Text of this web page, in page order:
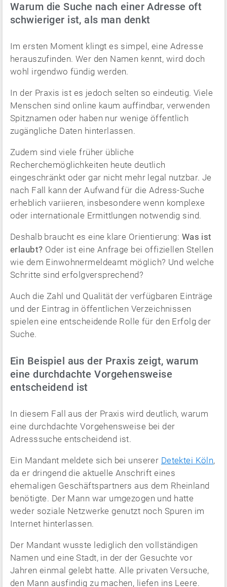
Warum die Suche nach einer Adresse oft
schwieriger ist, als man denkt
Im ersten Moment klingt es simpel, eine Adresse
herauszufinden. Wer den Namen kennt, wird doch
wohl irgendwo fündig werden.
In der Praxis ist es jedoch selten so eindeutig. Viele
Menschen sind online kaum auffindbar, verwenden
Spitznamen oder haben nur wenige öffentlich
zugängliche Daten hinterlassen.
Zudem sind viele früher übliche
Recherchemöglichkeiten heute deutlich
eingeschränkt oder gar nicht mehr legal nutzbar. Je
nach Fall kann der Aufwand für die Adress-Suche
erheblich variieren, insbesondere wenn komplexe
oder internationale Ermittlungen notwendig sind.
Deshalb braucht es eine klare Orientierung: Was ist
erlaubt? Oder ist eine Anfrage bei offiziellen Stellen
wie dem Einwohnermeldeamt möglich? Und welche
Schritte sind erfolgversprechend?
Auch die Zahl und Qualität der verfügbaren Einträge
und der Eintrag in öffentlichen Verzeichnissen
spielen eine entscheidende Rolle für den Erfolg der
Suche.
Ein Beispiel aus der Praxis zeigt, warum
eine durchdachte Vorgehensweise
entscheidend ist
In diesem Fall aus der Praxis wird deutlich, warum
eine durchdachte Vorgehensweise bei der
Adresssuche entscheidend ist.
Ein Mandant meldete sich bei unserer Detektei Köln,
da er dringend die aktuelle Anschrift eines
ehemaligen Geschäftspartners aus dem Rheinland
benötigte. Der Mann war umgezogen und hatte
weder soziale Netzwerke genutzt noch Spuren im
Internet hinterlassen.
Der Mandant wusste lediglich den vollständigen
Namen und eine Stadt, in der der Gesuchte vor
Jahren einmal gelebt hatte. Alle privaten Versuche,
den Mann ausfindig zu machen, liefen ins Leere.